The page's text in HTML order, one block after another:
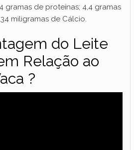
gramas de proteínas; 4,4 gramas
miligramas de Cálcio.
do Leite
Relação ao
?